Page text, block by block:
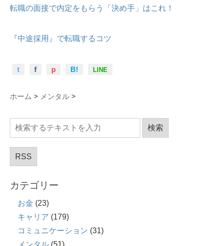
転職の面接で内定をもらう「決め手」はこれ！
『中途採用』で転職するコツ
t f p B! LINE
ホーム > メンタル >
RSS
カテゴリー
お金 (23)
キャリア (179)
コミュニケーション (31)